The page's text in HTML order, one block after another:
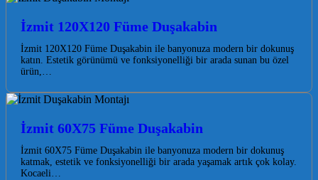
İzmit 120X120 Füme Duşakabin
İzmit 120X120 Füme Duşakabin ile banyonuza modern bir dokunuş
katın. Estetik görünümü ve fonksiyonelliği bir arada sunan bu özel
ürün,…
İzmit 60X75 Füme Duşakabin
İzmit 60X75 Füme Duşakabin ile banyonuza modern bir dokunuş
katmak, estetik ve fonksiyonelliği bir arada yaşamak artık çok kolay.
Kocaeli…